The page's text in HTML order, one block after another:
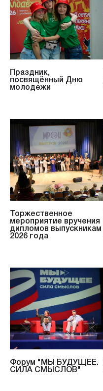
Праздник,
посвящённый Дню
молодежи
Торжественное
мероприятие вручения
дипломов выпускникам
2026 года
Форум "МЫ БУДУЩЕЕ.
СИЛА СМЫСЛОВ"